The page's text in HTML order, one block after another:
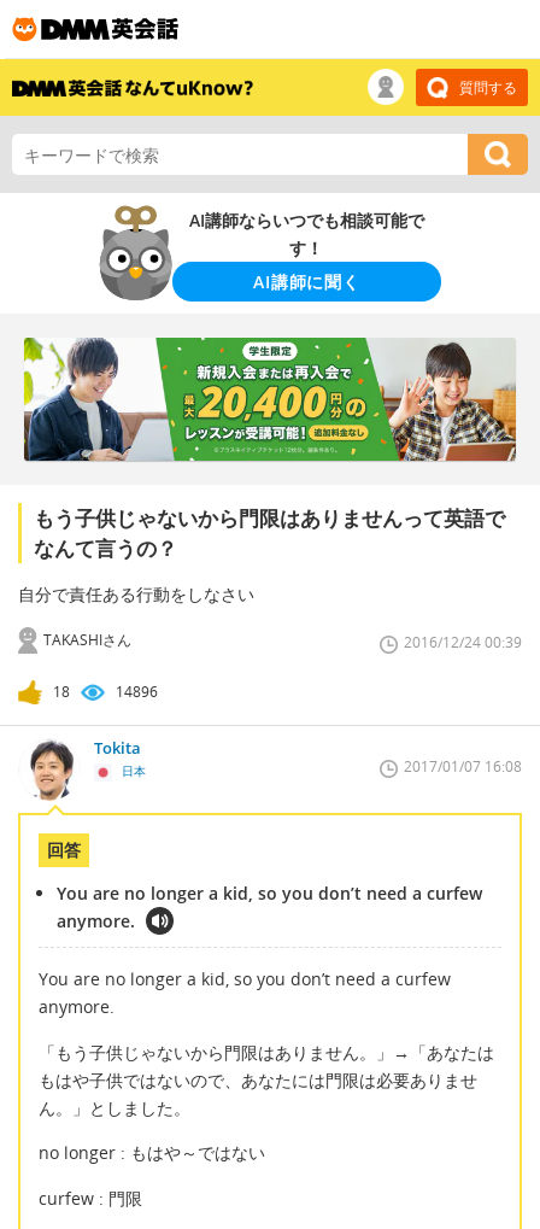
質問する
AI講師ならいつでも相談可能で
す！
AI講師に聞く
もう子供じゃないから門限はありませんって英語で
なんて言うの？
自分で責任ある行動をしなさい
TAKASHIさん 2016/12/24 00:39
18 14896
Tokita
日本 2017/01/07 16:08
回答
You are no longer a kid, so you don’t need a curfew
anymore.
You are no longer a kid, so you don’t need a curfew
anymore.
「もう子供じゃないから門限はありません。」→「あなたは
もはや子供ではないので、あなたには門限は必要ありませ
ん。」としました。
no longer : もはや～ではない
curfew : 門限